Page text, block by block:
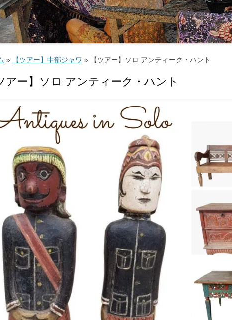
マナーとタブー ‐ 服装・たば
こ・お酒 ‐
環境
お金のこと ‐ 通貨・両替・チ
ップ ‐
社会のこと ‐ 言語・物価・宗
お土産
ゴルフ
» 【ツアー】中部ジャワ » 【ツアー】ソロ アンティーク・ハント
アー】ソロ アンティーク・ハント